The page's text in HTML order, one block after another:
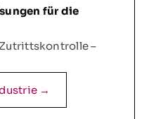
für die
–
→